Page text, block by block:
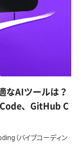
なAIツールは？
、GitHub C
（バイブコーディン